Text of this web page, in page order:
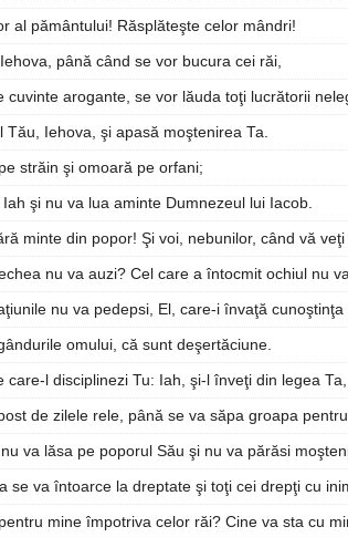
al pământului! Răsplăteşte celor mândri!
până când se vor bucura cei răi,
cuvinte arogante, se vor lăuda toţi lucrătorii
Tău, Iehova, şi apasă moştenirea Ta.
străin şi omoară pe orfani;
şi nu va lua aminte Dumnezeul lui Iacob.
minte din popor! Şi voi, nebunilor, când vă
nu va auzi? Cel care a întocmit ochiul nu
nu va pedepsi, El, care-i învaţă
omului, că sunt deşertăciune.
care-l disciplinezi Tu: Iah, şi-l înveţi din legea Ta,
de zilele rele, până se va săpa groapa
va lăsa pe poporul Său şi nu va părăsi
se va întoarce la dreptate şi toţi cei drepţi cu
mine împotriva celor răi? Cine va sta cu